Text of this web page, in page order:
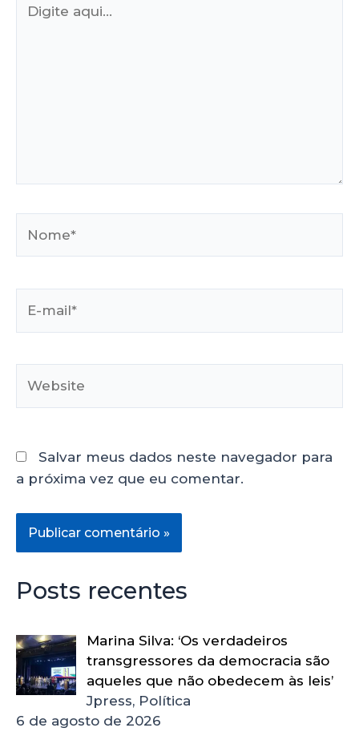
Salvar meus dados neste navegador para
a próxima vez que eu comentar.
Posts recentes
Marina Silva: ‘Os verdadeiros
transgressores da democracia são
aqueles que não obedecem às leis’
Jpress, Política
6 de agosto de 2026